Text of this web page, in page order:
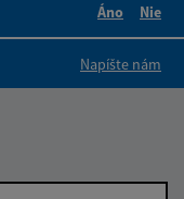
Áno
Nie
Napíšte nám